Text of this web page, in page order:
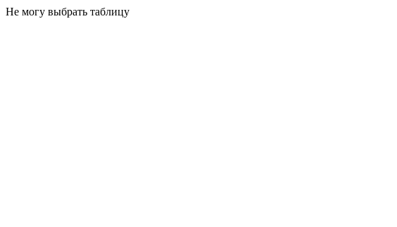
Не могу выбрать таблицу